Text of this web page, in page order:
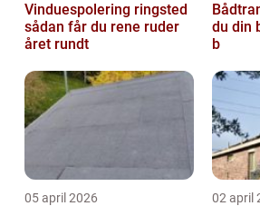
Vinduespolering ringsted
sådan får du rene ruder
året rundt
du din
b
05 april 2026 02 april